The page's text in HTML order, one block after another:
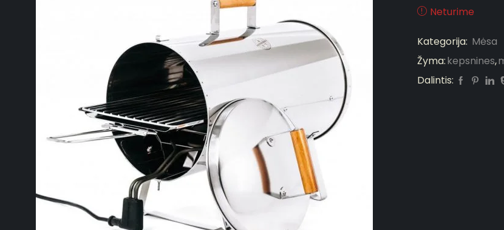
Neturime
Kategorija: Mėsa
Žyma:kepsnines,
Dalintis: